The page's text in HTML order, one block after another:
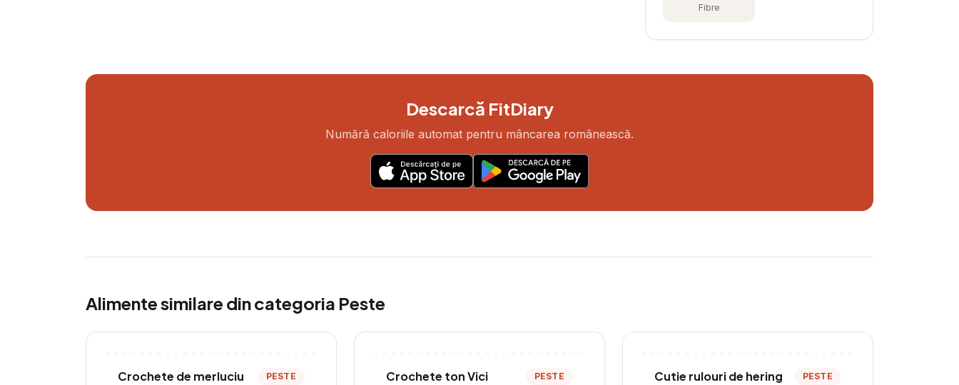
Fibre
Descarcă FitDiary
Numără caloriile automat pentru mâncarea românească.
Alimente similare din categoria Peste
Crochete de merluciu
PESTE Crochete ton Vici PESTE
Cutie rulouri de hering
PESTE